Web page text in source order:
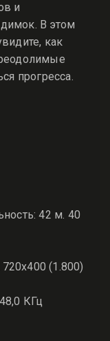
и
В этом
как
прогресса.
42 м. 40
(1.800)
КГц